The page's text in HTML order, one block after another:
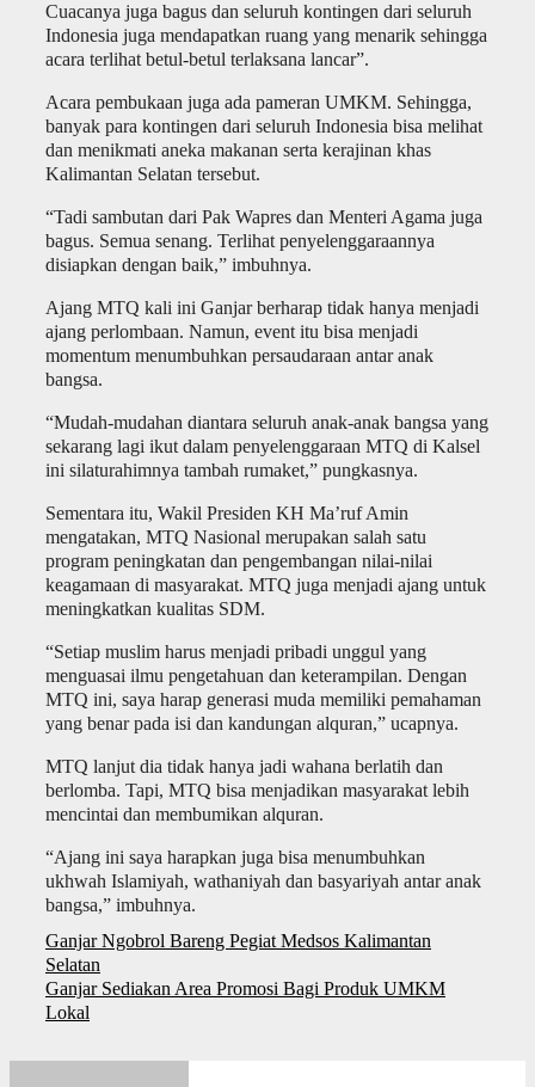
Cuacanya juga bagus dan seluruh kontingen dari seluruh
Indonesia juga mendapatkan ruang yang menarik sehingga
acara terlihat betul-betul terlaksana lancar”.
Acara pembukaan juga ada pameran UMKM. Sehingga,
banyak para kontingen dari seluruh Indonesia bisa melihat
dan menikmati aneka makanan serta kerajinan khas
Kalimantan Selatan tersebut.
“Tadi sambutan dari Pak Wapres dan Menteri Agama juga
bagus. Semua senang. Terlihat penyelenggaraannya
disiapkan dengan baik,” imbuhnya.
Ajang MTQ kali ini Ganjar berharap tidak hanya menjadi
ajang perlombaan. Namun, event itu bisa menjadi
momentum menumbuhkan persaudaraan antar anak
bangsa.
“Mudah-mudahan diantara seluruh anak-anak bangsa yang
sekarang lagi ikut dalam penyelenggaraan MTQ di Kalsel
ini silaturahimnya tambah rumaket,” pungkasnya.
Sementara itu, Wakil Presiden KH Ma’ruf Amin
mengatakan, MTQ Nasional merupakan salah satu
program peningkatan dan pengembangan nilai-nilai
keagamaan di masyarakat. MTQ juga menjadi ajang untuk
meningkatkan kualitas SDM.
“Setiap muslim harus menjadi pribadi unggul yang
menguasai ilmu pengetahuan dan keterampilan. Dengan
MTQ ini, saya harap generasi muda memiliki pemahaman
yang benar pada isi dan kandungan alquran,” ucapnya.
MTQ lanjut dia tidak hanya jadi wahana berlatih dan
berlomba. Tapi, MTQ bisa menjadikan masyarakat lebih
mencintai dan membumikan alquran.
“Ajang ini saya harapkan juga bisa menumbuhkan
ukhwah Islamiyah, wathaniyah dan basyariyah antar anak
bangsa,” imbuhnya.
Navigasi
pos
Ganjar Ngobrol Bareng Pegiat Medsos Kalimantan
Selatan
Ganjar Sediakan Area Promosi Bagi Produk UMKM
Lokal